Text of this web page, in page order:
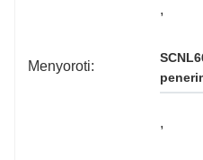
Menyoroti:
,
,